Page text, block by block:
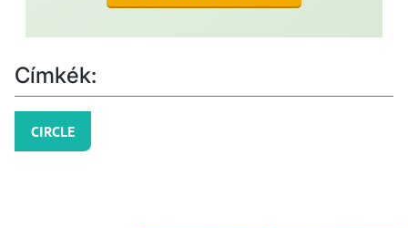
Címkék:
CIRCLE